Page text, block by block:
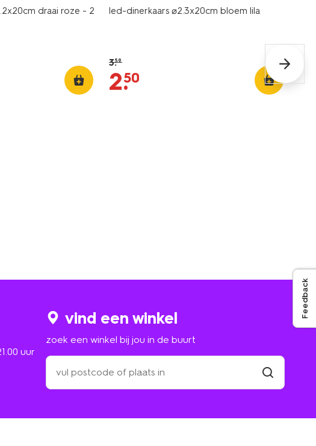
draai roze - 2
led-dinerkaars ⌀2.3x20cm bloem lila
3.59
2.
50
uur
vind een winkel
zoek een winkel bij jou in de buurt
zoek
een
winkel
in
Feedback